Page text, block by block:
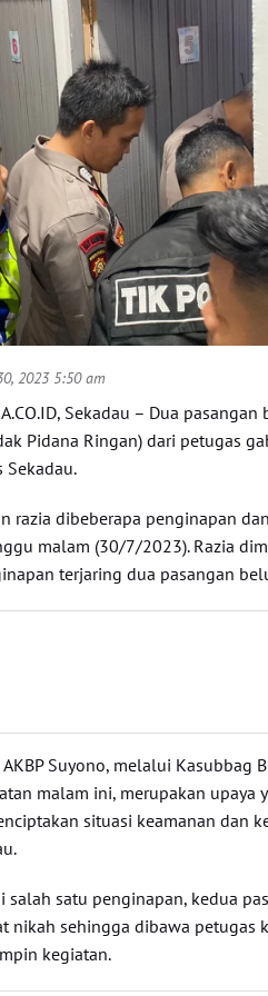
2023 5:50 am
Sekadau – Dua
Pidana Ringan) dari petugas
Sekadau.
razia dibeberapa penginapan
malam (30/7/2023). Razia
terjaring dua pasangan
Suyono, melalui Kasubbag
malam ini, merupakan upaya
situasi keamanan dan
salah satu penginapan, kedua
nikah sehingga dibawa petugas
kegiatan.